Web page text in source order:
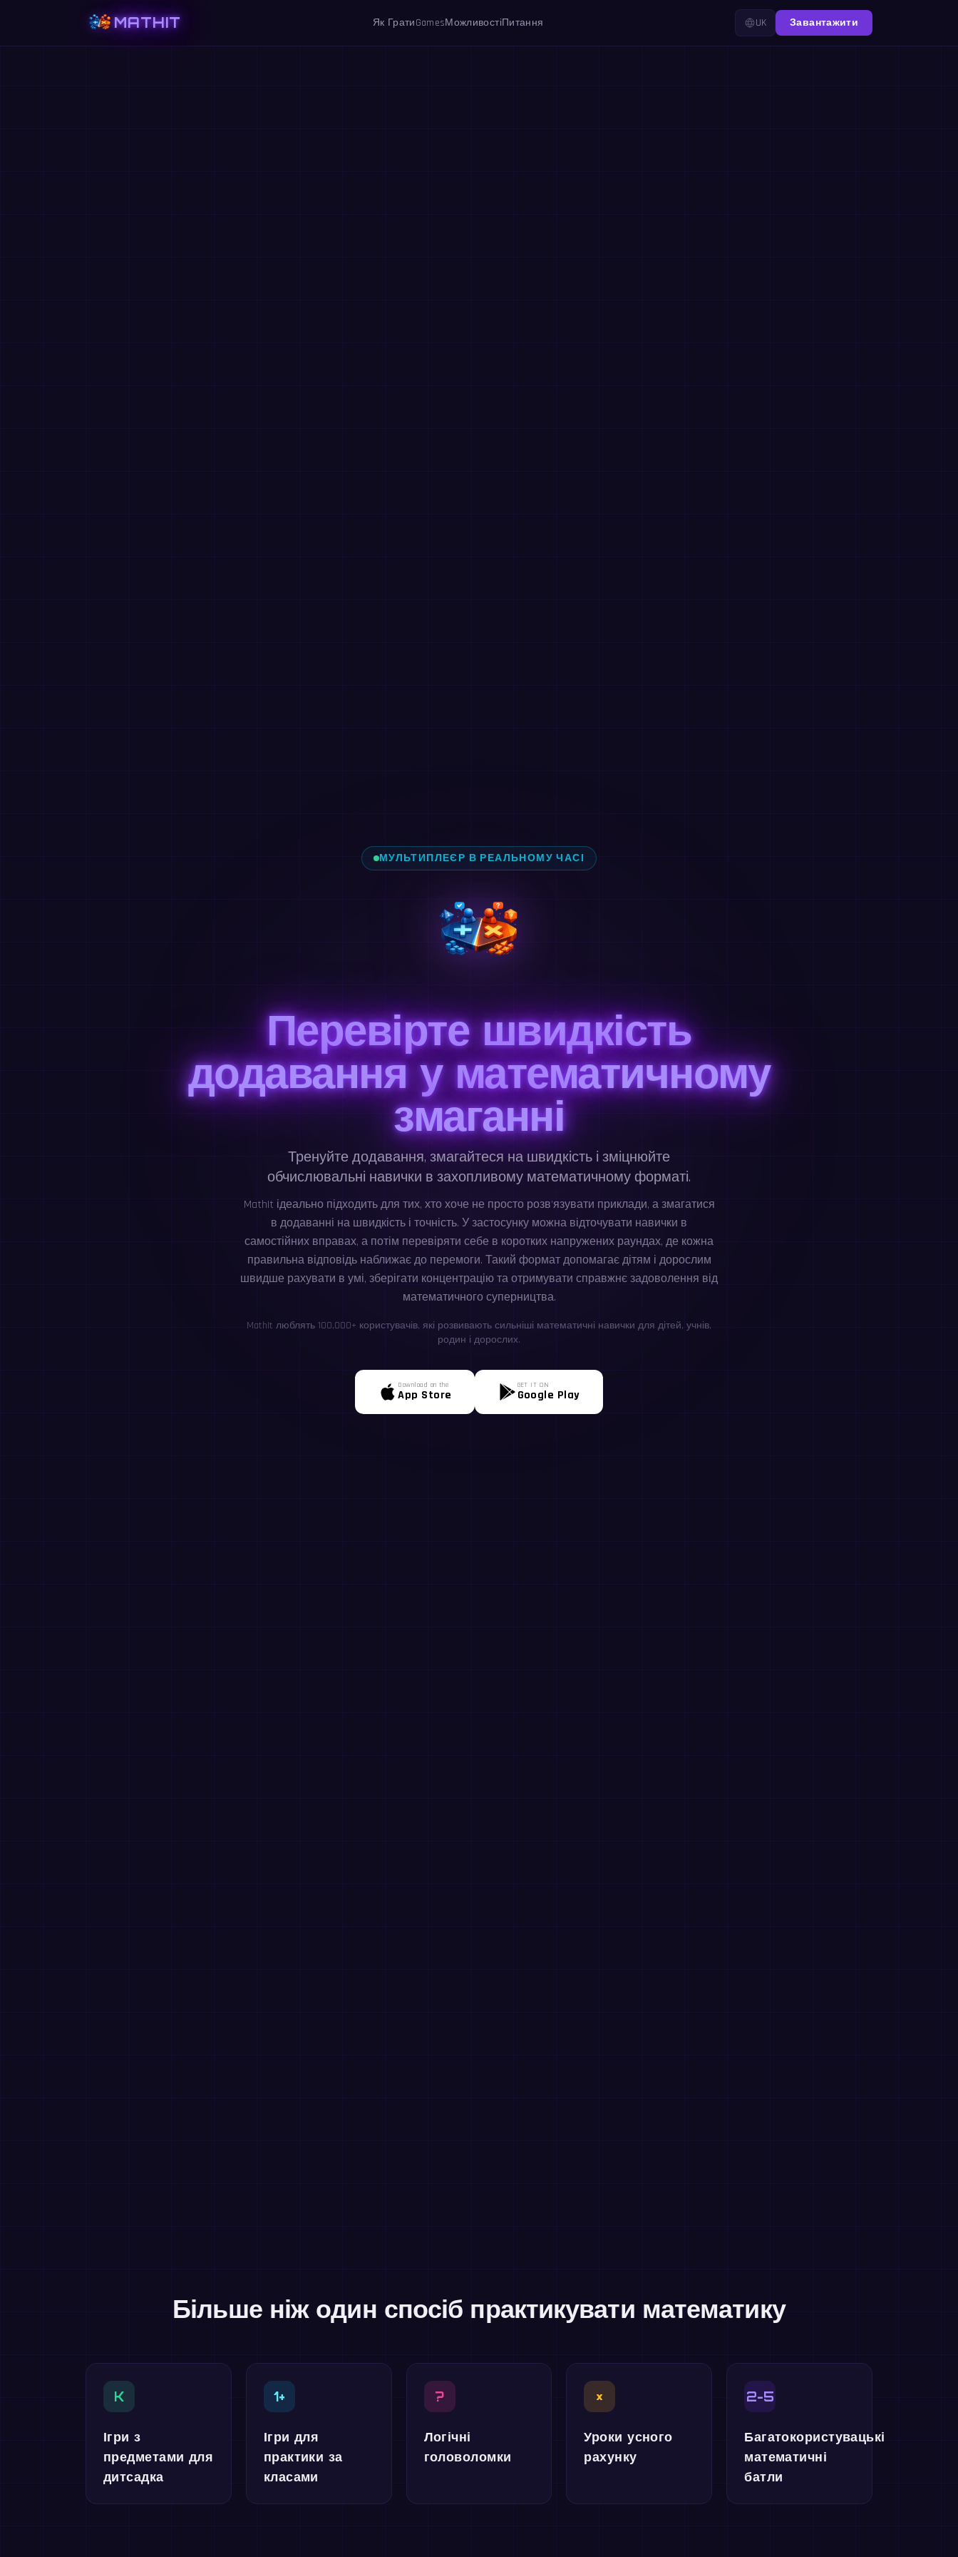
MATHIT Як ГратиGamesМожливостіПитання UK Завантажити
МУЛЬТИПЛЕЄР В РЕАЛЬНОМУ ЧАСІ
Перевірте швидкість
додавання у математичному
змаганні
Тренуйте додавання, змагайтеся на швидкість і зміцнюйте
обчислювальні навички в захопливому математичному форматі.
MathIt ідеально підходить для тих, хто хоче не просто розв’язувати приклади, а змагатися
в додаванні на швидкість і точність. У застосунку можна відточувати навички в
самостійних вправах, а потім перевіряти себе в коротких напружених раундах, де кожна
правильна відповідь наближає до перемоги. Такий формат допомагає дітям і дорослим
швидше рахувати в умі, зберігати концентрацію та отримувати справжнє задоволення від
математичного суперництва.
MathIt люблять 100,000+ користувачів, які розвивають сильніші математичні навички для дітей, учнів,
родин і дорослих.
Download on the
App Store
GET IT ON
Google Play
Більше ніж один спосіб практикувати математику
K
Ігри з
предметами для
дитсадка
1+
Ігри для
практики за
класами
?
Логічні
головоломки
×
Уроки усного
рахунку
2-5
Багатокористувацькі
математичні
батли